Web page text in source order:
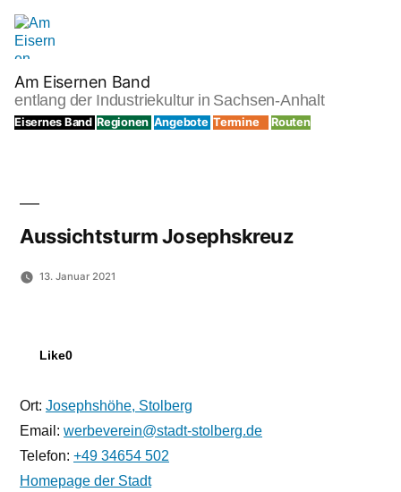
Zum
Inhalt
springen
Am Eisernen Band
entlang der Industriekultur in Sachsen-Anhalt
Eisernes Band Regionen Angebote Termine Routen
Aussichtsturm Josephskreuz
13. Januar 2021
Like0
Ort: Josephshöhe, Stolberg
Email: werbeverein@stadt-stolberg.de
Telefon: +49 34654 502
Homepage der Stadt